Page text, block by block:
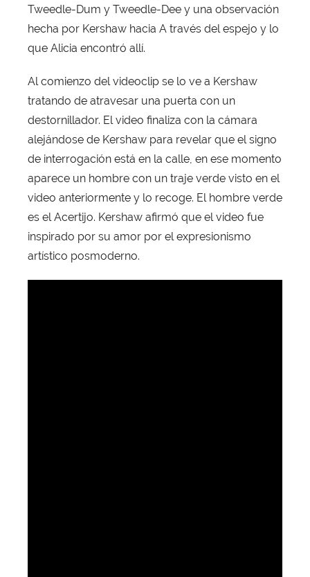
Tweedle-Dum y Tweedle-Dee y una observación
hecha por Kershaw hacia A través del espejo y lo
que Alicia encontró allí.
Al comienzo del videoclip se lo ve a Kershaw
tratando de atravesar una puerta con un
destornillador. El video finaliza con la cámara
alejándose de Kershaw para revelar que el signo
de interrogación está en la calle, en ese momento
aparece un hombre con un traje verde visto en el
video anteriormente y lo recoge. El hombre verde
es el Acertijo. Kershaw afirmó que el video fue
inspirado por su amor por el expresionismo
artístico posmoderno.